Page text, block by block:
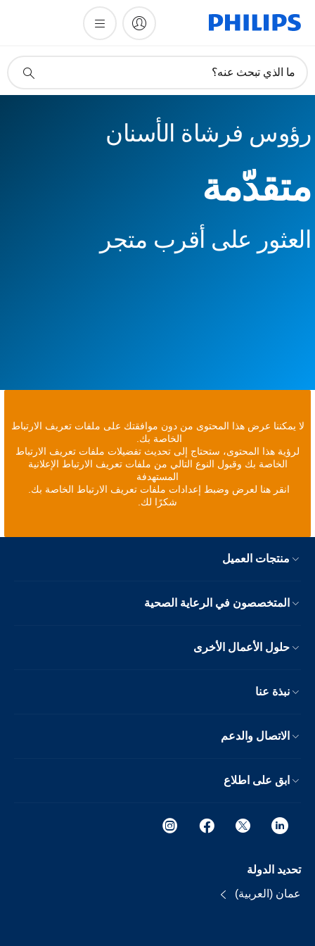
دعم
ما الذي تبحث عنه؟
رؤوس فرشاة الأسنان
متقدّمة
العثور على أقرب متجر
لا يمكننا عرض هذا المحتوى من دون موافقتك على ملفات تعريف الارتباط
الخاصة بك.
لرؤية هذا المحتوى، ستحتاج إلى تحديث تفضيلات ملفات تعريف الارتباط
الخاصة بك وقبول النوع التالي من ملفات تعريف الارتباط الإعلانية
المستهدفة
انقر هنا لعرض وضبط إعدادات ملفات تعريف الارتباط الخاصة بك.
شكرًا لك.
منتجات العميل
المتخصصون في الرعاية الصحية
حلول الأعمال الأخرى
نبذة عنا
الاتصال والدعم
ابق على اطلاع
تحديد الدولة
عمان (العربية)